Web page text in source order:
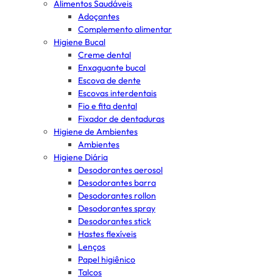
Alimentos Saudáveis
Adoçantes
Complemento alimentar
Higiene Bucal
Creme dental
Enxaguante bucal
Escova de dente
Escovas interdentais
Fio e fita dental
Fixador de dentaduras
Higiene de Ambientes
Ambientes
Higiene Diária
Desodorantes aerosol
Desodorantes barra
Desodorantes rollon
Desodorantes spray
Desodorantes stick
Hastes flexíveis
Lenços
Papel higiênico
Talcos